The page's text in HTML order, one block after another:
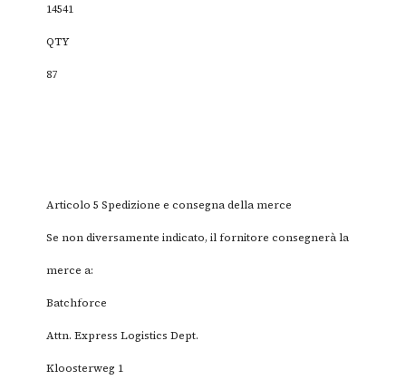
14541
QTY
87
Articolo 5 Spedizione e consegna della merce
Se non diversamente indicato, il fornitore consegnerà la
merce a:
Batchforce
Attn. Express Logistics Dept.
Kloosterweg 1